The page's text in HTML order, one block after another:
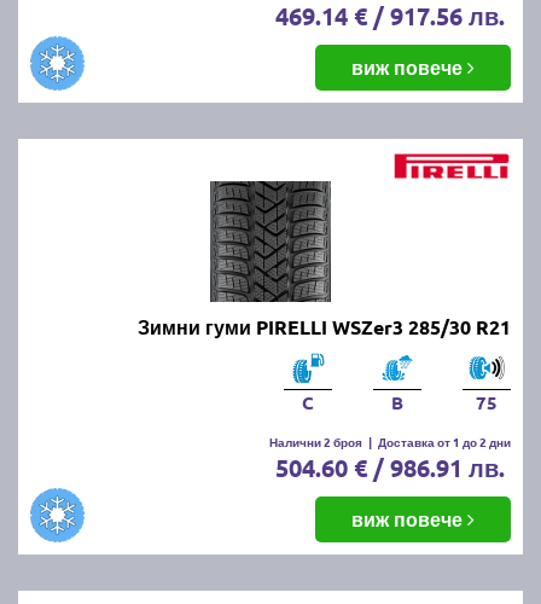
469.14 € / 917.56 лв.
виж повече
Зимни гуми PIRELLI WSZer3 285/30 R21
C B 75
Налични 2 броя | Доставка от 1 до 2 дни
504.60 € / 986.91 лв.
виж повече